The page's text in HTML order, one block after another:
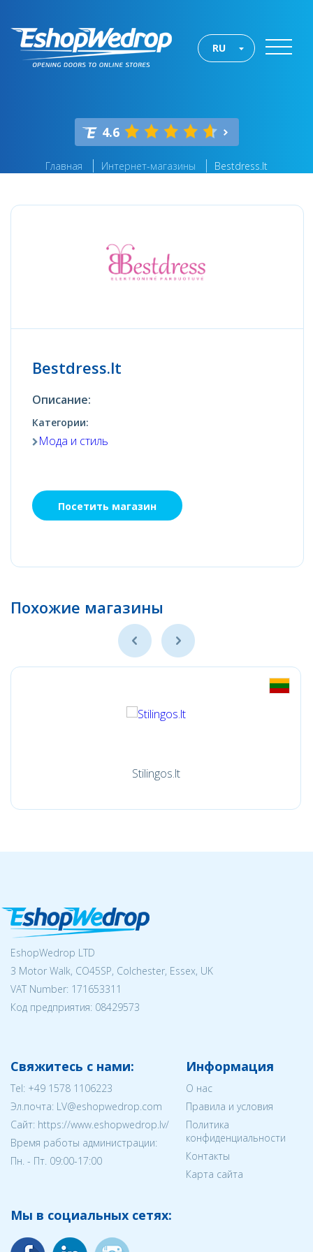
RU
4.6
Главная Интернет-магазины Bestdress.lt
Bestdress.lt
Описание:
Категории:
Мода и стиль
Посетить магазин
Похожие магазины
Stilingos.lt
EshopWedrop LTD
3 Motor Walk, CO45SP, Colchester, Essex, UK
VAT Number: 171653311
Код предприятия: 08429573
Свяжитесь с нами:
Tel: +49 1578 1106223
Эл.почта: LV@eshopwedrop.com
Cайт: https://www.eshopwedrop.lv/
Время работы администрации:
Пн. - Пт. 09:00-17:00
Информация
О нас
Правила и условия
Политика
конфиденциальности
Контакты
Карта сайта
Мы в социальных сетях: